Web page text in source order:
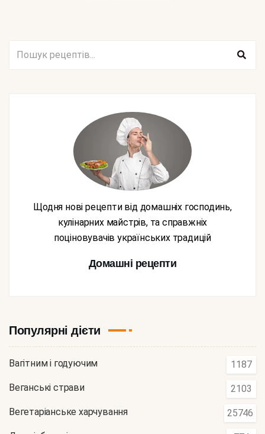
Щодня нові рецепти від домашніх господинь,
кулінарних майстрів, та справжніх
поціновувачів українських традицій
Домашні рецепти
Популярні дієти
Вагітним і годуючим 1187
Веганські страви 2103
Вегетаріанське харчування 25746